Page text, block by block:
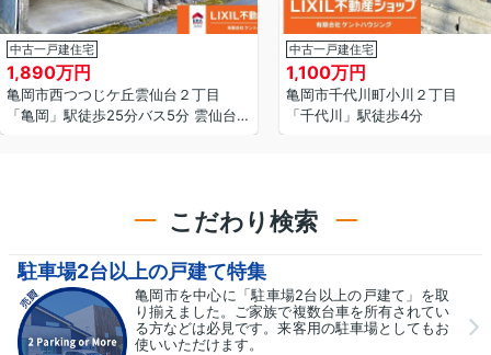
中古一戸建住宅
1,890万円
亀岡市西つつじケ丘雲仙台２丁目
「亀岡」駅徒歩25分バス5分 雲仙台下車 徒歩4分
中古一戸建住宅
1,100万円
亀岡市千代川町小川２丁目
「千代川」駅徒歩4分
こだわり検索
駐車場2台以上の戸建て特集
亀岡市を中心に「駐車場2台以上の戸建て」を取
り揃えました。ご家族で複数台車を所有されてい
る方などは必見です。来客用の駐車場としてもお
使いいただけます。